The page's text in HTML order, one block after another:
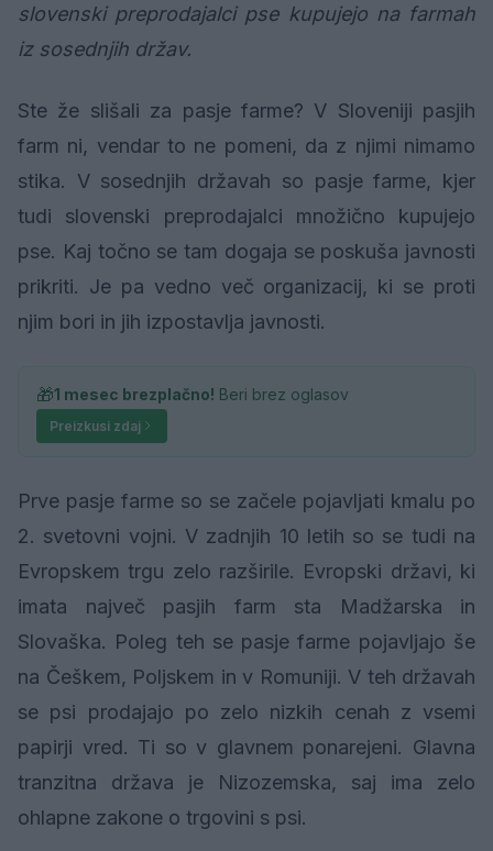
slovenski preprodajalci pse kupujejo na farmah
iz sosednjih držav.
Ste že slišali za pasje farme? V Sloveniji pasjih
farm ni, vendar to ne pomeni, da z njimi nimamo
stika. V sosednjih državah so pasje farme, kjer
tudi slovenski preprodajalci množično kupujejo
pse. Kaj točno se tam dogaja se poskuša javnosti
prikriti. Je pa vedno več organizacij, ki se proti
njim bori in jih izpostavlja javnosti.
🎁1 mesec brezplačno! Beri brez oglasov
Preizkusi zdaj
Prve pasje farme so se začele pojavljati kmalu po
2. svetovni vojni. V zadnjih 10 letih so se tudi na
Evropskem trgu zelo razširile. Evropski državi, ki
imata največ pasjih farm sta Madžarska in
Slovaška. Poleg teh se pasje farme pojavljajo še
na Češkem, Poljskem in v Romuniji. V teh državah
se psi prodajajo po zelo nizkih cenah z vsemi
papirji vred. Ti so v glavnem ponarejeni. Glavna
tranzitna država je Nizozemska, saj ima zelo
ohlapne zakone o trgovini s psi.